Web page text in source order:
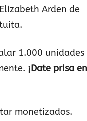
Arden de
1.000 unidades
¡Date prisa en
monetizados.